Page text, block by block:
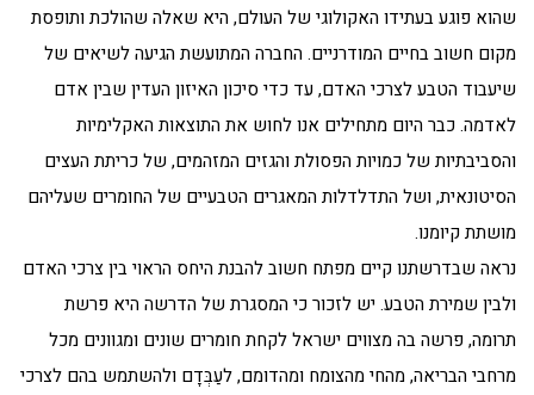
שהוא פוגע בעתידו האקולוגי של העולם, היא שאלה שהולכת ותופסת
מקום חשוב בחיים המודרניים. החברה המתועשת הגיעה לשיאים של
שיעבוד הטבע לצרכי האדם, עד כדי סיכון האיזון העדין שבין אדם
לאדמה. כבר היום מתחילים אנו לחוש את התוצאות האקלימיות
והסביבתיות של כמויות הפסולת והגזים המזהמים, של כריתת העצים
הסיטונאית, ושל התדלדלות המאגרים הטבעיים של החומרים שעליהם
מושתת קיומנו.
נראה שבדרשתנו קיים מפתח חשוב להבנת היחס הראוי בין צרכי האדם
ולבין שמירת הטבע. יש לזכור כי המסגרת של הדרשה היא פרשת
תרומה, פרשה בה מצווים ישראל לקחת חומרים שונים ומגוונים מכל
מרחבי הבריאה, מהחי מהצומח ומהדומם, לעַבְּדָם ולהשתמש בהם לצרכי